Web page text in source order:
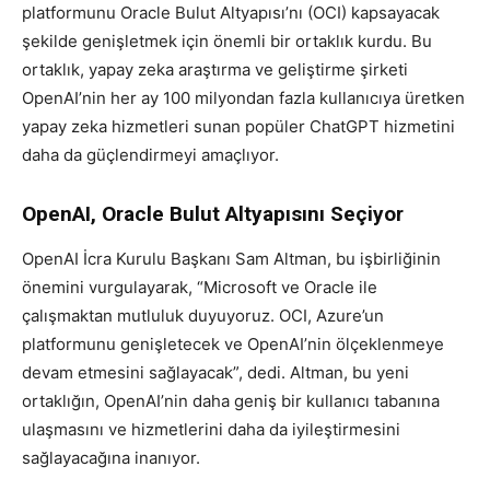
platformunu Oracle Bulut Altyapısı’nı (OCI) kapsayacak
şekilde genişletmek için önemli bir ortaklık kurdu. Bu
ortaklık, yapay zeka araştırma ve geliştirme şirketi
OpenAI’nin her ay 100 milyondan fazla kullanıcıya üretken
yapay zeka hizmetleri sunan popüler ChatGPT hizmetini
daha da güçlendirmeyi amaçlıyor.
OpenAI, Oracle Bulut Altyapısını Seçiyor
OpenAI İcra Kurulu Başkanı Sam Altman, bu işbirliğinin
önemini vurgulayarak, “Microsoft ve Oracle ile
çalışmaktan mutluluk duyuyoruz. OCI, Azure’un
platformunu genişletecek ve OpenAI’nin ölçeklenmeye
devam etmesini sağlayacak”, dedi. Altman, bu yeni
ortaklığın, OpenAI’nin daha geniş bir kullanıcı tabanına
ulaşmasını ve hizmetlerini daha da iyileştirmesini
sağlayacağına inanıyor.